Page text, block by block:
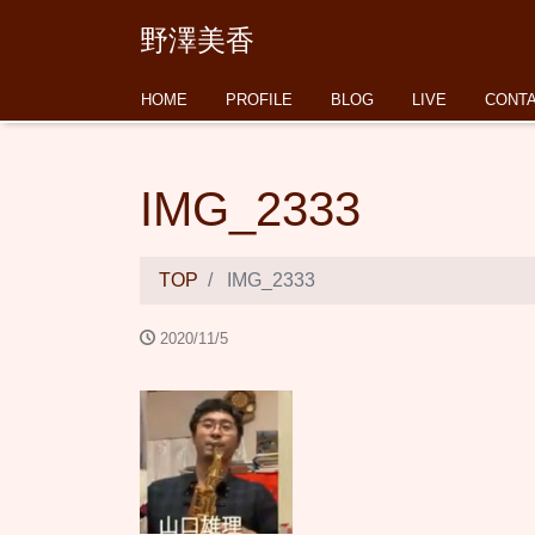
野澤美香
HOME PROFILE BLOG LIVE
IMG_2333
TOP IMG_2333
2020/11/5